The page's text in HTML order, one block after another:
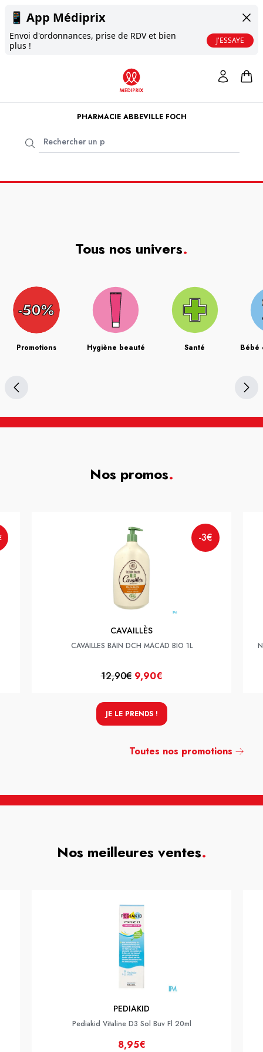
📱 App Médiprix
Envoi d'ordonnances, prise de RDV et bien
plus !
J'ESSAYE
PHARMACIE ABBEVILLE FOCH
Tous nos univers.
Promotions Hygiène beauté Santé Bébé
Nos promos.
-3€
CAVAILLÈS
CAVAILLES BAIN DCH MACAD BIO 1L
12,90€ 9,90€
JE LE PRENDS !
Toutes nos promotions
Nos meilleures ventes.
PEDIAKID
Pediakid Vitaline D3 Sol Buv Fl 20ml
8,95€